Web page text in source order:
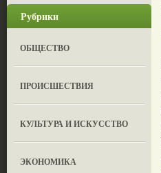
Рубрики
ОБЩЕСТВО
ПРОИСШЕСТВИЯ
КУЛЬТУРА И ИСКУССТВО
ЭКОНОМИКА